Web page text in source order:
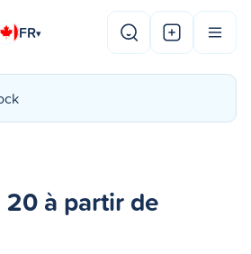
FR▾
20 à partir de